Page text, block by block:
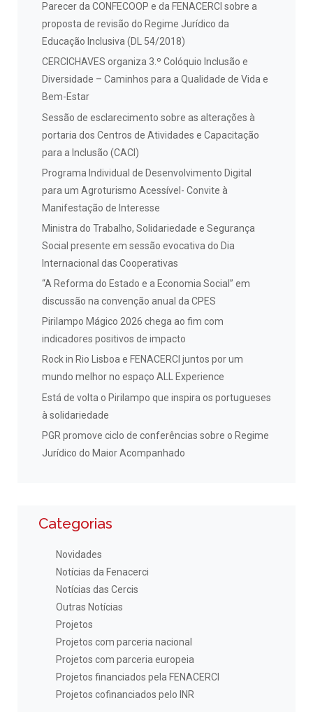
Parecer da CONFECOOP e da FENACERCI sobre a
proposta de revisão do Regime Jurídico da
Educação Inclusiva (DL 54/2018)
CERCICHAVES organiza 3.º Colóquio Inclusão e
Diversidade – Caminhos para a Qualidade de Vida e
Bem-Estar
Sessão de esclarecimento sobre as alterações à
portaria dos Centros de Atividades e Capacitação
para a Inclusão (CACI)
Programa Individual de Desenvolvimento Digital
para um Agroturismo Acessível- Convite à
Manifestação de Interesse
Ministra do Trabalho, Solidariedade e Segurança
Social presente em sessão evocativa do Dia
Internacional das Cooperativas
“A Reforma do Estado e a Economia Social” em
discussão na convenção anual da CPES
Pirilampo Mágico 2026 chega ao fim com
indicadores positivos de impacto
Rock in Rio Lisboa e FENACERCI juntos por um
mundo melhor no espaço ALL Experience
Está de volta o Pirilampo que inspira os portugueses
à solidariedade
PGR promove ciclo de conferências sobre o Regime
Jurídico do Maior Acompanhado
Categorias
Novidades
Notícias da Fenacerci
Notícias das Cercis
Outras Notícias
Projetos
Projetos com parceria nacional
Projetos com parceria europeia
Projetos financiados pela FENACERCI
Projetos cofinanciados pelo INR